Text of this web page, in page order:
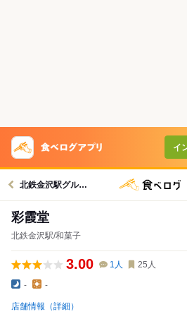
イ
北鉄金沢駅グルメへ
彩霞堂
北鉄金沢駅/和菓子
3.00 1 人 25 人
- -
店舗情報（詳細）